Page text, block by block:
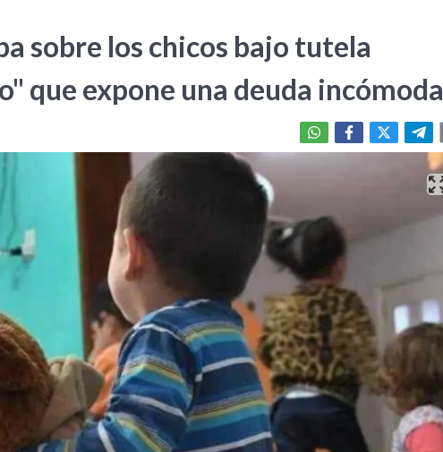
sobre los chicos bajo tutela
que expone una deuda incómoda